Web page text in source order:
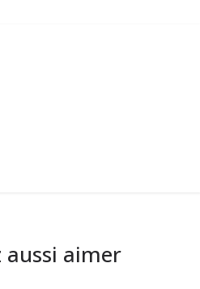
aussi aimer